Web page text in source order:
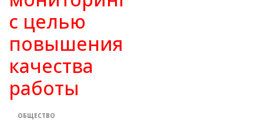
с целью
повышения
качества
работы
ОБЩЕСТВО